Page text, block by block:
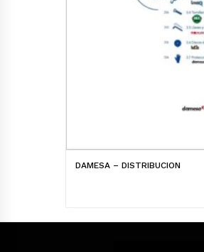
DAMESA – DISTRIBUCION